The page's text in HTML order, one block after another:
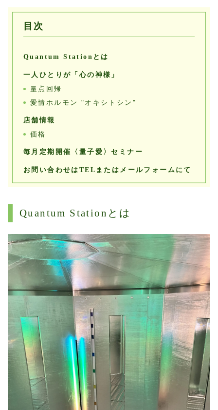
目次
Quantum Stationとは
一人ひとりが「心の神様」
量点回帰
愛情ホルモン "オキシトシン"
店舗情報
価格
毎月定期開催〈量子愛〉セミナー
お問い合わせはTELまたはメールフォームにて
Quantum Stationとは